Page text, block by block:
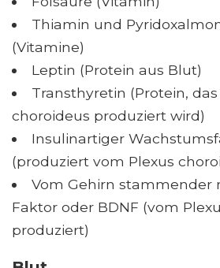
Thiamin und
(Vitamine)
Leptin (Protein aus Blut)
Transthyretin (Protein,
choroideus produziert wird)
Insulinartiger
(produziert vom Plexus
Vom Gehirn stammender
Faktor oder BDNF (vom
produziert)